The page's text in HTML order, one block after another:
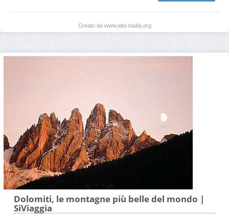
Creato da www.alta-badia.org
Dolomiti, le montagne più belle del mondo |
SiViaggia